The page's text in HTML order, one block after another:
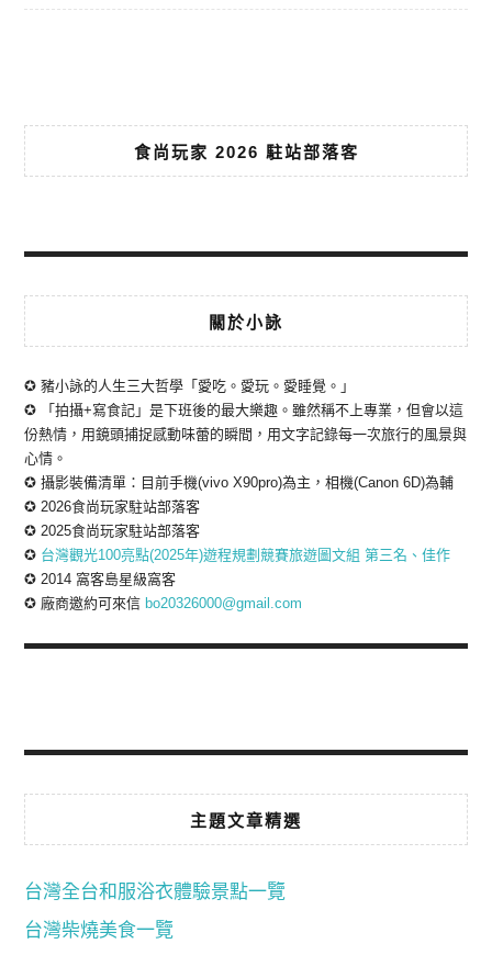
食尚玩家 2026 駐站部落客
關於小詠
✪ 豬小詠的人生三大哲學「愛吃。愛玩。愛睡覺。」
✪ 「拍攝+寫食記」是下班後的最大樂趣。雖然稱不上專業，但會以這
份熱情，用鏡頭捕捉感動味蕾的瞬間，用文字記錄每一次旅行的風景與
心情。
✪ 攝影裝備清單：目前手機(vivo X90pro)為主，相機(Canon 6D)為輔
✪ 2026食尚玩家駐站部落客
✪ 2025食尚玩家駐站部落客
✪ 台灣觀光100亮點(2025年)遊程規劃競賽旅遊圖文組 第三名、佳作
✪ 2014 窩客島星級窩客
✪ 廠商邀約可來信 bo20326000@gmail.com
主題文章精選
台灣全台和服浴衣體驗景點一覽
台灣柴燒美食一覽